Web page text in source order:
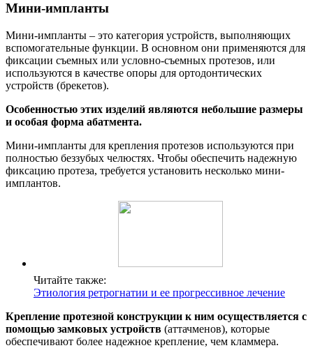
Мини-импланты
Мини-импланты – это категория устройств, выполняющих
вспомогательные функции. В основном они применяются для
фиксации съемных или условно-съемных протезов, или
используются в качестве опоры для ортодонтических
устройств (брекетов).
Особенностью этих изделий являются небольшие размеры
и особая форма абатмента.
Мини-импланты для крепления протезов используются при
полностью беззубых челюстях. Чтобы обеспечить надежную
фиксацию протеза, требуется установить несколько мини-
имплантов.
Читайте также:
Этиология ретрогнатии и ее прогрессивное лечение
Крепление протезной конструкции к ним осуществляется с
помощью замковых устройств (аттачменов), которые
обеспечивают более надежное крепление, чем кламмера.